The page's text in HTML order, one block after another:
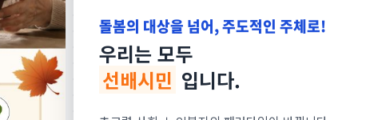
돌봄의 대상을 넘어, 주도적인 주체로!
우리는 모두
선배시민 입니다.